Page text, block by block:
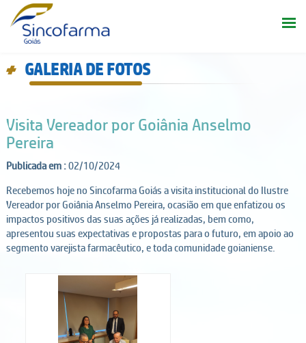
d GALERIA DE FOTOS
Visita Vereador por Goiânia Anselmo
Pereira
Publicada em :02/10/2024
Recebemos hoje no Sincofarma Goiás a visita institucional do Ilustre
Vereador por Goiânia Anselmo Pereira, ocasião em que enfatizou os
impactos positivos das suas ações já realizadas, bem como,
apresentou suas expectativas e propostas para o futuro, em apoio ao
segmento varejista farmacêutico, e toda comunidade goianiense.